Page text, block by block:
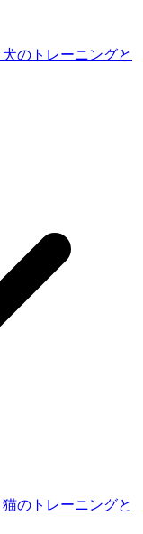
犬のトレーニングと
猫のトレーニングと